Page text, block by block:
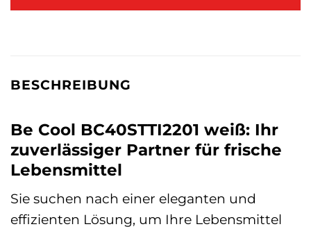
BESCHREIBUNG
Be Cool BC40STTI2201 weiß: Ihr
zuverlässiger Partner für frische
Lebensmittel
Sie suchen nach einer eleganten und
effizienten Lösung, um Ihre Lebensmittel